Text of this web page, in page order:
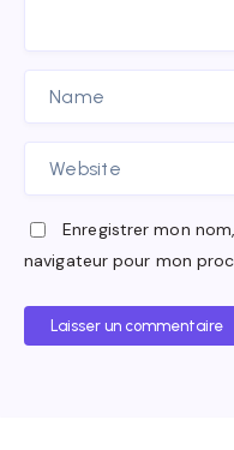
Enregistrer mon
navigateur pour mon
Laisser un commentaire